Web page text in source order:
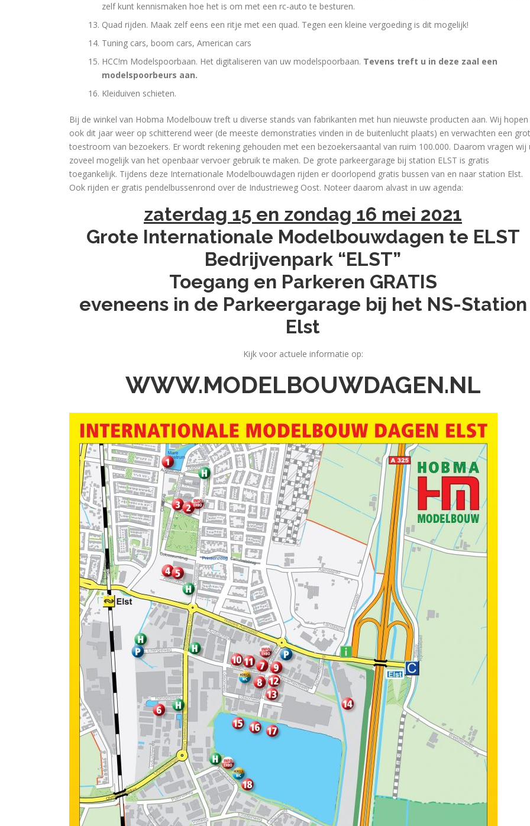
zelf kunt kennismaken hoe het is om met een rc-auto te besturen.
Quad rijden. Maak zelf eens een ritje met een quad. Tegen een kleine vergoeding is dit mogelijk!
Tuning cars, boom cars, American cars
HCC!m Modelspoorbaan. Het digitaliseren van uw modelspoorbaan. Tevens treft u in deze zaal een
modelspoorbeurs aan.
Kleiduiven schieten.
Bij de winkel van Hobma Modelbouw treft u diverse stands van fabrikanten met hun nieuwste producten aan. Wij hopen
ook dit jaar weer op schitterend weer (de meeste demonstraties vinden in de buitenlucht plaats) en verwachten een
toestroom van bezoekers. Er wordt rekening gehouden met een bezoekersaantal van ruim 100.000. Daarom vragen wij
zoveel mogelijk van het openbaar vervoer gebruik te maken. De grote parkeergarage bij station ELST is gratis
toegankelijk. Tijdens deze Internationale Modelbouwdagen rijden er doorlopend gratis bussen van en naar station Elst.
Ook rijden er gratis pendelbussenrond over de Industrieweg Oost. Noteer daarom alvast in uw agenda:
zaterdag 15 en zondag 16 mei 2021
Grote Internationale Modelbouwdagen te ELST
Bedrijvenpark “ELST”
Toegang en Parkeren GRATIS
eveneens in de Parkeergarage bij het NS-Station
Elst
Kijk voor actuele informatie op:
WWW.MODELBOUWDAGEN.NL